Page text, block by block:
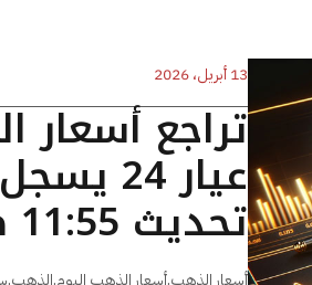
13 أبريل، 2026
تراجع
تحديث 11:55 صباحا
أسعار الذهب,أسعار الذهب اليوم,الذهب,